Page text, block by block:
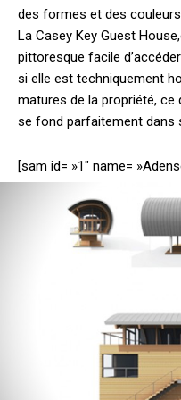
des formes et des
La Casey Key Guest
pittoresque facile
si elle est techniquement
matures de la propriété, ce
se fond parfaitement dans
[sam id= »1″ name=